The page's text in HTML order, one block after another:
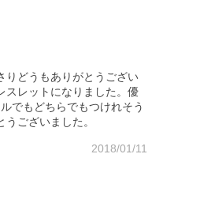
りどうもありがとうござい
スレットになりました。優
でもどちらでもつけれそう
ございました。
2018/01/11